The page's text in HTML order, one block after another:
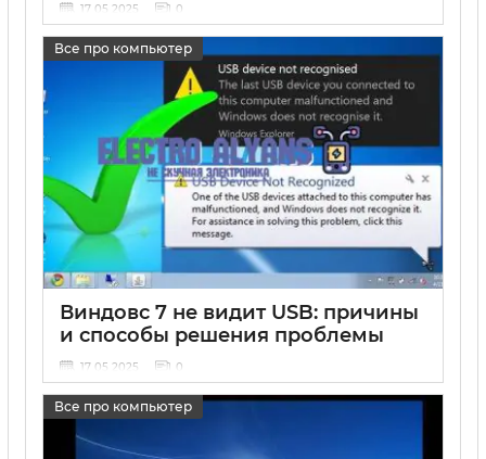
17 05 2025 0
Все про компьютер
Виндовс 7 не видит USB: причины
и способы решения проблемы
17 05 2025 0
Все про компьютер